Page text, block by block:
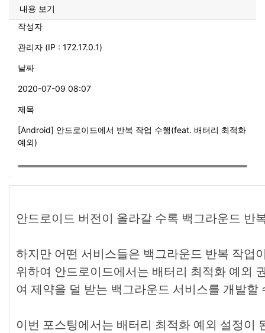
내용 보기
작성자
관리자 (IP : 172.17.0.1)
날짜
2020-07-09 08:07
제목
[Android] 안드로이드에서 반복 작업 수행(feat. 배터리 최적화
예외)
안드로이드 버전이 올라갈 수록 백그라운드 반
하지만 어떤 서비스들은 백그라운드 반복 작업
위하여 안드로이드에서는 배터리 최적화 예외
여 제약을 덜 받는 백그라운드 서비스를 개발할
이번 포스팅에서는 배터리 최적화 예외 설정이